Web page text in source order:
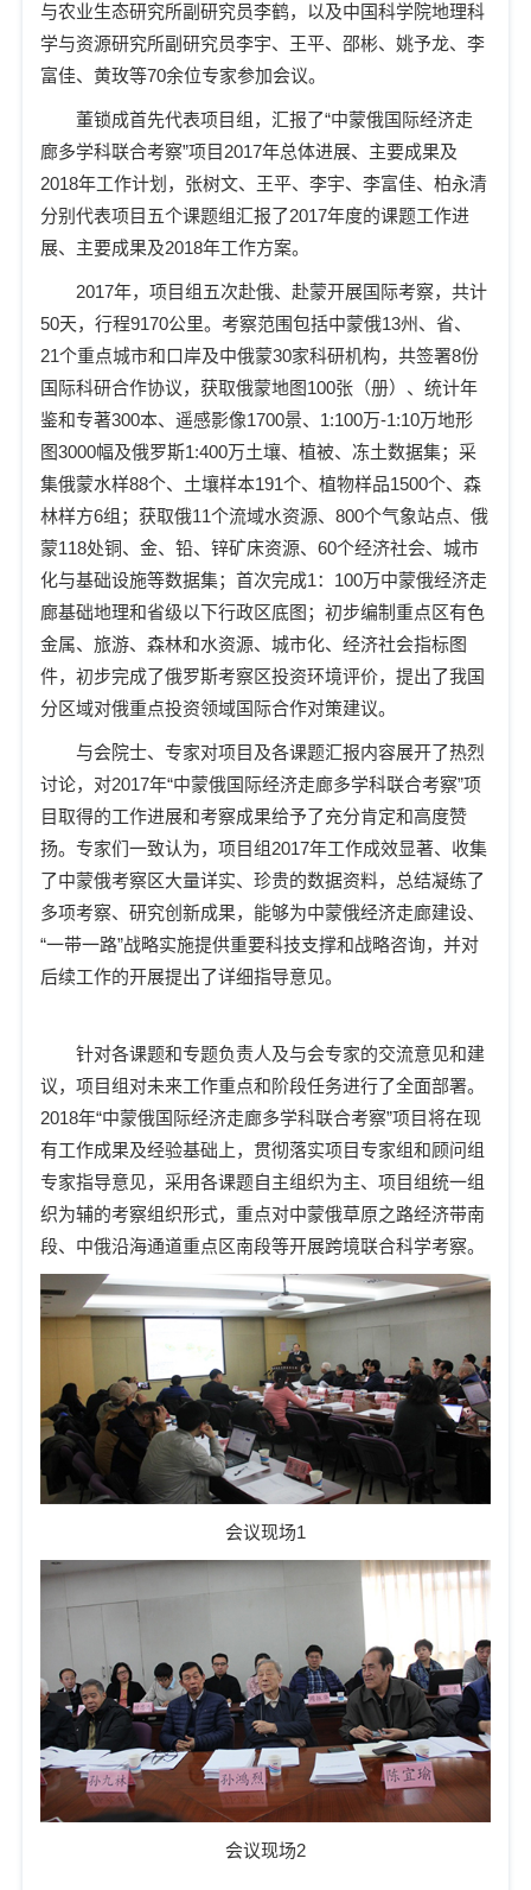
与农业生态研究所副研究员李鹤，以及中国科学院地理科
学与资源研究所副研究员李宇、王平、邵彬、姚予龙、李
富佳、黄玫等70余位专家参加会议。
董锁成首先代表项目组，汇报了“中蒙俄国际经济走
廊多学科联合考察”项目 2017年总体进展、主要成果及
2018年工作计划，张树文、王平、李宇、李富佳、柏永清
分别代表项目五个课题组汇报了2017年度的课题工作进
展、主要成果及2018年工作方案。
2017年，项目组五次赴俄、赴蒙开展国际考察，共计
50天，行程9170公里。考察范围包括中蒙俄13州、省、
21个重点城市和口岸及中俄蒙30家科研机构，共签署8份
国际科研合作协议，获取俄蒙地图100张（册）、统计年
鉴和专著300本、遥感影像1700景、 1:100万-1:10万地形
图3000幅及俄罗斯1:400万土壤、植被、冻土数据集；采
集俄蒙水样88个、土壤样本191个、植物样品1500个、森
林样方6组；获取俄11个流域水资源、800个气象站点、俄
蒙118处铜、金、铅、锌矿床资源、60个经济社会、城市
化与基础设施等数据集；首次完成1： 100万中蒙俄经济走
廊基础地理和省级以下行政区底图；初步编制重点区有色
金属、旅游、森林和水资源、城市化、经济社会指标图
件，初步完成了俄罗斯考察区投资环境评价，提出了我国
分区域对俄重点投资领域国际合作对策建议。
与会院士、专家对项目及各课题汇报内容展开了热烈
讨论，对2017年“中蒙俄国际经济走廊多学科联合考察”项
目取得的工作进展和考察成果给予了充分肯定和高度赞
扬。专家们一致认为，项目组 2017年工作成效显著、收集
了中蒙俄考察区大量详实、珍贵的数据资料，总结凝练了
多项考察、研究创新成果，能够为中蒙俄经济走廊建设、
“一带一路”战略实施提供重要科技支撑和战略咨询，并对
后续工作的开展提出了详细指导意见。
针对各课题和专题负责人及与会专家的交流意见和建
议，项目组对未来工作重点和阶段任务进行了全面部署。
2018年“中蒙俄国际经济走廊多学科联合考察”项目将在现
有工作成果及经验基础上，贯彻落实项目专家组和顾问组
专家指导意见，采用各课题自主组织为主、项目组统一组
织为辅的考察组织形式，重点对中蒙俄草原之路经济带南
段、中俄沿海通道重点区南段等开展跨境联合科学考察。
会议现场1
会议现场2